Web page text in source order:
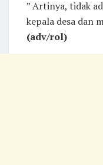
” Artinya, tidak
kepala desa dan
(adv/rol)